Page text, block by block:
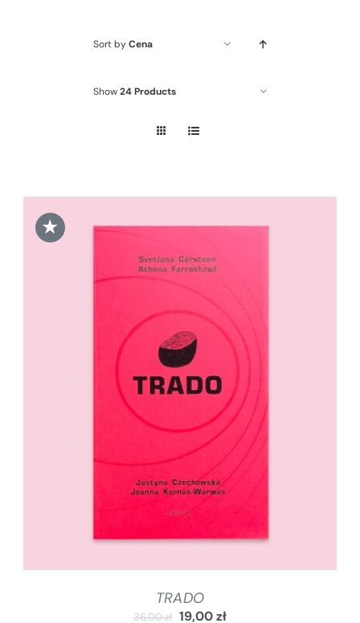
Sort byCena
Show24 Products
★
DODAJ DO KOSZYKA / SZCZEGÓŁY
TRADO
36,00zł 19,00zł